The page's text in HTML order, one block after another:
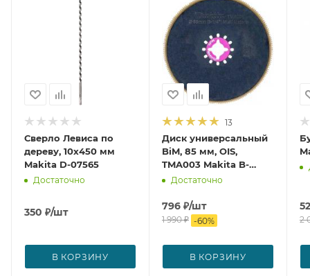
Сверло Левиса по
дереву, 10x450 мм
Makita D-07565
Достаточно
350 ₽/шт
В КОРЗИНУ
13
Диск универсальный
BiM, 85 мм, OIS,
TMA003 Makita B-
21294
Достаточно
796 ₽/шт
1 990₽ -60%
В КОРЗИНУ
2